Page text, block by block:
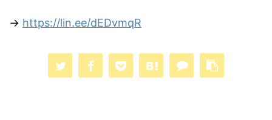
→ https://lin.ee/dEDvmqR